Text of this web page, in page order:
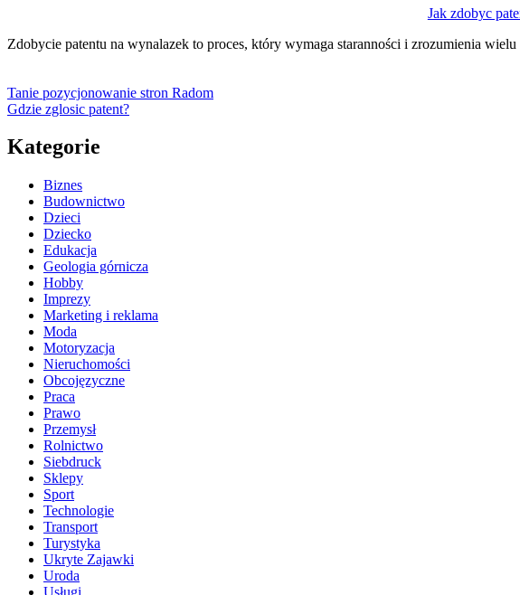
Jak zdobyc
Zdobycie patentu na wynalazek to proces, który wymaga staranności i zrozumienia
Tanie pozycjonowanie stron Radom
Gdzie zglosic patent?
Kategorie
Biznes
Budownictwo
Dzieci
Dziecko
Edukacja
Geologia górnicza
Hobby
Imprezy
Marketing i reklama
Moda
Motoryzacja
Nieruchomości
Obcojęzyczne
Praca
Prawo
Przemysł
Rolnictwo
Siebdruck
Sklepy
Sport
Technologie
Transport
Turystyka
Ukryte Zajawki
Uroda